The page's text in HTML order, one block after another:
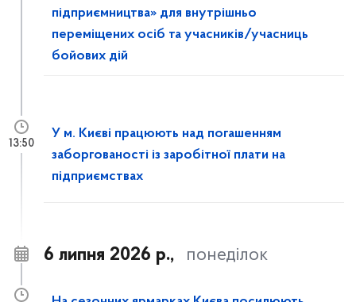
підприємництва» для внутрішньо
переміщених осіб та учасників/учасниць
бойових дій
У м. Києві працюють над погашенням
заборгованості із заробітної плати на
підприємствах
13:50
6 липня 2026 р., понеділок